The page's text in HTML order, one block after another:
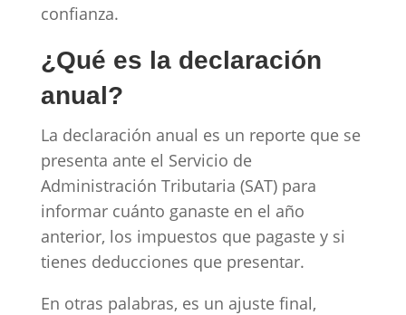
confianza.
¿Qué es la declaración
anual?
La declaración anual es un reporte que se
presenta ante el Servicio de
Administración Tributaria (SAT) para
informar cuánto ganaste en el año
anterior, los impuestos que pagaste y si
tienes deducciones que presentar.
En otras palabras, es un ajuste final,